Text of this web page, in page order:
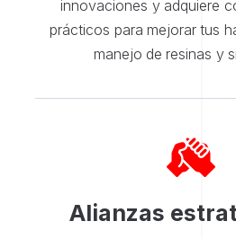
innovaciones y adquiere
prácticos para mejorar tus
manejo de resinas y
Alianzas